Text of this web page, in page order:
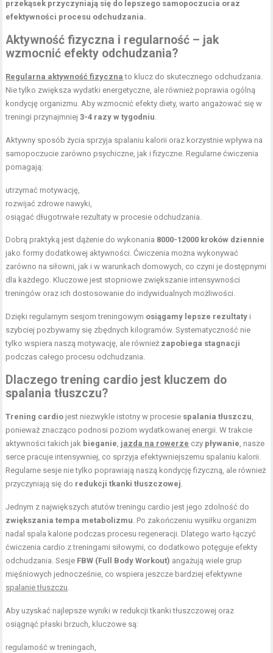
przekąsek przyczyniają się do lepszego samopoczucia oraz
efektywności procesu odchudzania.
Aktywność fizyczna i regularność – jak
wzmocnić efekty odchudzania?
Regularna aktywność fizyczna to klucz do skutecznego odchudzania.
Nie tylko zwiększa wydatki energetyczne, ale również poprawia ogólną
kondycję organizmu. Aby wzmocnić efekty diety, warto angażować się w
treningi przynajmniej3-4 razy w tygodniu.
Aktywny sposób życia sprzyja spalaniu kalorii oraz korzystnie wpływa na
samopoczucie zarówno psychiczne, jak i fizyczne. Regularne ćwiczenia
pomagają:
utrzymać motywację,
rozwijać zdrowe nawyki,
osiągać długotrwałe rezultaty w procesie odchudzania.
Dobrą praktyką jest dążenie do wykonania 8000-12000 kroków dziennie
jako formy dodatkowej aktywności. Ćwiczenia można wykonywać
zarówno na siłowni, jak i w warunkach domowych, co czyni je dostępnymi
dla każdego. Kluczowe jest stopniowe zwiększanie intensywności
treningów oraz ich dostosowanie do indywidualnych możliwości.
Dzięki regularnym sesjom treningowym osiągamy lepsze rezultaty i
szybciej pozbywamy się zbędnych kilogramów. Systematyczność nie
tylko wspiera naszą motywację, ale również zapobiega stagnacji
podczas całego procesu odchudzania.
Dlaczego trening cardio jest kluczem do
spalania tłuszczu?
Trening cardio jest niezwykle istotny w procesie spalania tłuszczu,
ponieważ znacząco podnosi poziom wydatkowanej energii. W trakcie
aktywności takich jak bieganie, jazda na rowerze czy pływanie, nasze
serce pracuje intensywniej, co sprzyja efektywniejszemu spalaniu kalorii.
Regularne sesje nie tylko poprawiają naszą kondycję fizyczną, ale również
przyczyniają się do redukcji tkanki tłuszczowej.
Jednym z największych atutów treningu cardio jest jego zdolność do
zwiększania tempa metabolizmu. Po zakończeniu wysiłku organizm
nadal spala kalorie podczas procesu regeneracji. Dlatego warto łączyć
ćwiczenia cardio z treningami siłowymi, co dodatkowo potęguje efekty
odchudzania. Sesje FBW (Full Body Workout) angażują wiele grup
mięśniowych jednocześnie, co wspiera jeszcze bardziej efektywne
spalanie tłuszczu.
Aby uzyskać najlepsze wyniki w redukcji tkanki tłuszczowej oraz
osiągnąć płaski brzuch, kluczowe są:
regularność w treningach,